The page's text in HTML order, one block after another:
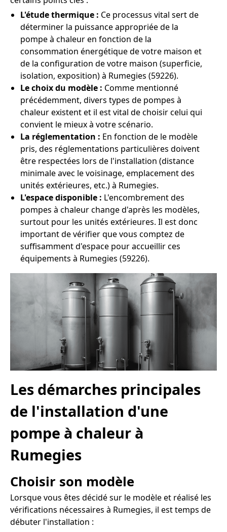
L'étude thermique : Ce processus vital sert de
déterminer la puissance appropriée de la
pompe à chaleur en fonction de la
consommation énergétique de votre maison et
de la configuration de votre maison (superficie,
isolation, exposition) à Rumegies (59226).
Le choix du modèle : Comme mentionné
précédemment, divers types de pompes à
chaleur existent et il est vital de choisir celui qui
convient le mieux à votre scénario.
La réglementation : En fonction de le modèle
pris, des réglementations particulières doivent
être respectées lors de l'installation (distance
minimale avec le voisinage, emplacement des
unités extérieures, etc.) à Rumegies.
L'espace disponible : L'encombrement des
pompes à chaleur change d'après les modèles,
surtout pour les unités extérieures. Il est donc
important de vérifier que vous comptez de
suffisamment d'espace pour accueillir ces
équipements à Rumegies (59226).
Les démarches principales
de l'installation d'une
pompe à chaleur à
Rumegies
Choisir son modèle
Lorsque vous êtes décidé sur le modèle et réalisé les
vérifications nécessaires à Rumegies, il est temps de
débuter l'installation :